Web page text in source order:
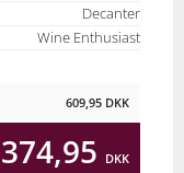
Decanter
Wine Enthusiast
609,95 DKK
374,95 DKK